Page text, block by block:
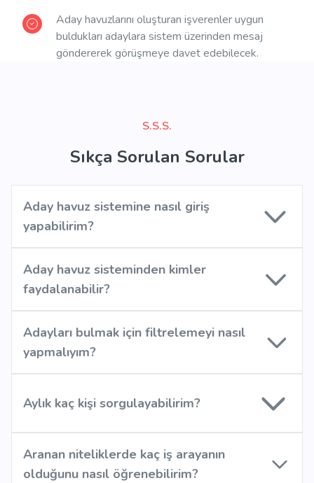
Aday havuzlarını oluşturan işverenler uygun
buldukları adaylara sistem üzerinden mesaj
göndererek görüşmeye davet edebilecek.
S.S.S.
Sıkça Sorulan Sorular
Aday havuz sistemine nasıl giriş
yapabilirim?
Aday havuz sisteminden kimler
faydalanabilir?
Adayları bulmak için filtrelemeyi nasıl
yapmalıyım?
Aylık kaç kişi sorgulayabilirim?
Aranan niteliklerde kaç iş arayanın
olduğunu nasıl öğrenebilirim?